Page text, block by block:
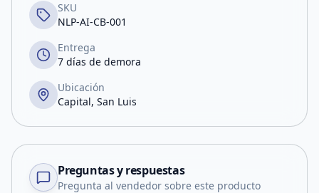
SKU
NLP-AI-CB-001
Entrega
7 días de demora
Ubicación
Capital, San Luis
Preguntas y respuestas
Pregunta al vendedor sobre este producto